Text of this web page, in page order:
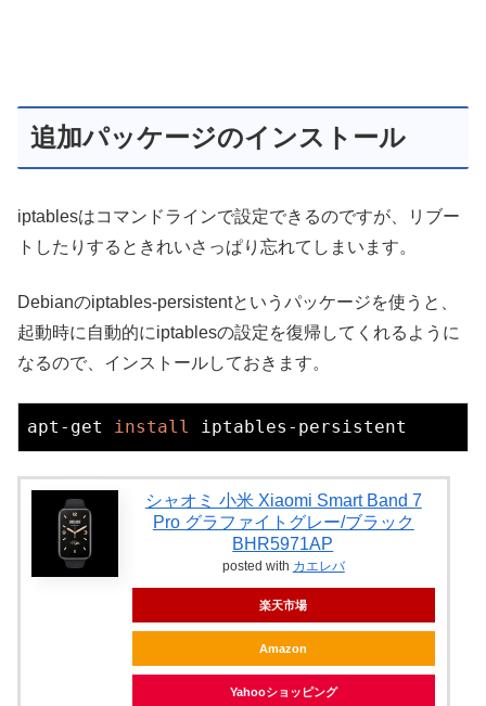
追加パッケージのインストール
iptablesはコマンドラインで設定できるのですが、リブー
トしたりするときれいさっぱり忘れてしまいます。
Debianのiptables-persistentというパッケージを使うと、
起動時に自動的にiptablesの設定を復帰してくれるように
なるので、インストールしておきます。
apt-get install
シャオミ 小米 Xiaomi Smart Band 7
Pro グラファイトグレー/ブラック
BHR5971AP
posted with カエレバ
楽天市場
Amazon
Yahooショッピング